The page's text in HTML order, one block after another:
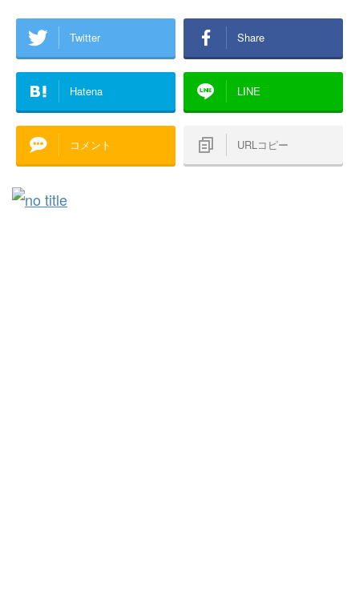
Twitter Share
Hatena LINE
コメント URLコピー